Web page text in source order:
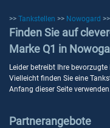
>> Tankstellen >> Nowogard >>
Finden Sie auf
Marke Q1 in
Leider betreibt Ihre
Vielleicht finden Sie eine
Anfang dieser Seite verwenden.
Partnerangebote